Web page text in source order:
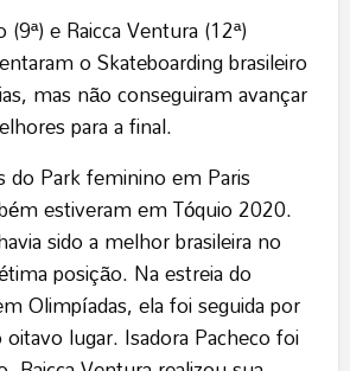
(9ª) e Raicca Ventura (12ª)
o Skateboarding brasileiro
mas não conseguiram avançar
para a final.
do Park feminino em Paris
estiveram em Tóquio 2020.
sido a melhor brasileira no
posição. Na estreia do
Olimpíadas, ela foi seguida por
lugar. Isadora Pacheco foi